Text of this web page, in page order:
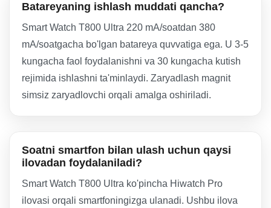
Batareyaning ishlash muddati qancha?
Smart Watch T800 Ultra 220 mA/soatdan 380
mA/soatgacha bo'lgan batareya quvvatiga ega. U 3-5
kungacha faol foydalanishni va 30 kungacha kutish
rejimida ishlashni ta'minlaydi. Zaryadlash magnit
simsiz zaryadlovchi orqali amalga oshiriladi.
Soatni smartfon bilan ulash uchun qaysi
ilovadan foydalaniladi?
Smart Watch T800 Ultra ko'pincha Hiwatch Pro
ilovasi orqali smartfoningizga ulanadi. Ushbu ilova